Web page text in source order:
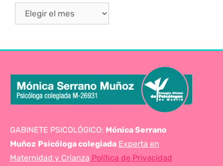
GABINETE PSICOLÓGICO: Mónica Serrano
Muñoz Psicóloga colegiada Experta en
Maternidad y Crianza Política de Privacidad